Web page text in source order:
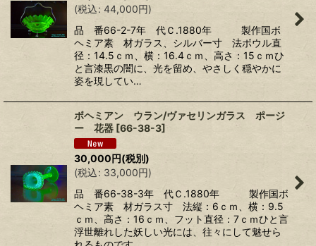
(税込: 44,000円)
品 番66-2-7年 代Ｃ.1880年 製作国ボ
ヘミア素 材ガラス、シルバー寸 法ボウル直
径：14.5ｃｍ、横：16.4ｃｍ、高さ：15ｃｍひ
と言漆黒の闇に、光を留め、やさしく穏やかに
姿を現してい…
ボヘミアン ウラン/ヴァセリンガラス ポージ
ー 花器 [66-38-3]
30,000円(税別)
(税込: 33,000円)
品 番66-38-3年 代Ｃ.1880年 製作国ボ
ヘミア素 材ガラス寸 法縦：6ｃｍ、横：9.5
ｃｍ、高さ：16ｃｍ、フット直径：7ｃｍひと言
浮世離れした妖しい光には、往々にして魅せら